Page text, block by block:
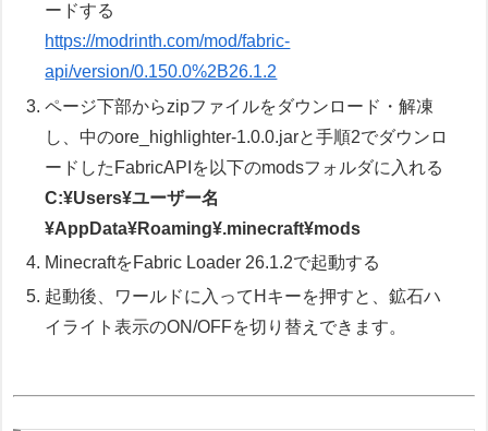
ードする
https://modrinth.com/mod/fabric-
api/version/0.150.0%2B26.1.2
ページ下部からzipファイルをダウンロード・解凍
し、中のore_highlighter-1.0.0.jarと手順2でダウンロ
ードしたFabricAPIを以下のmodsフォルダに入れる
C:¥Users¥ユーザー名
¥AppData¥Roaming¥.minecraft¥mods
MinecraftをFabric Loader 26.1.2で起動する
起動後、ワールドに入ってHキーを押すと、鉱石ハ
イライト表示のON/OFFを切り替えできます。